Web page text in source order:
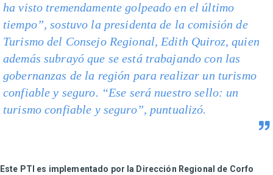
ha visto tremendamente golpeado en el último
tiempo”, sostuvo la presidenta de la comisión de
Turismo del Consejo Regional, Edith Quiroz, quien
además subrayó que se está trabajando con las
gobernanzas de la región para realizar un turismo
confiable y seguro. “Ese será nuestro sello: un
turismo confiable y seguro”, puntualizó.
Este PTI es implementado por la Dirección Regional de Corfo